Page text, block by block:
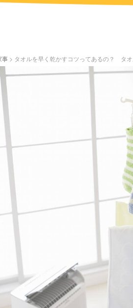
事 > タオルを早く乾かすコツってあるの？ タ